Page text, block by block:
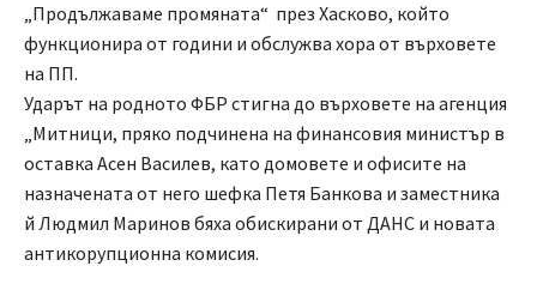
„Продължаваме промяната“ през Хасково, който
функционира от години и обслужва хора от върховете
на ПП.
Ударът на родното ФБР стигна до върховете на агенция
„Митници, пряко подчинена на финансовия министър в
оставка Асен Василев, като домовете и офисите на
назначената от него шефка Петя Банкова и заместника
й Людмил Маринов бяха обискирани от ДАНС и новата
антикорупционна комисия.